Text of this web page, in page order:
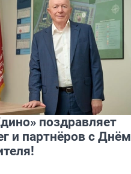
поздравляет
и партнёров с Днём